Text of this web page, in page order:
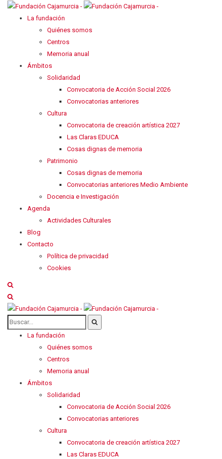
La fundación
Quiénes somos
Centros
Memoria anual
Ámbitos
Solidaridad
Convocatoria de Acción Social 2026
Convocatorias anteriores
Cultura
Convocatoria de creación artística 2027
Las Claras EDUCA
Cosas dignas de memoria
Patrimonio
Cosas dignas de memoria
Convocatorias anteriores Medio Ambiente
Docencia e Investigación
Agenda
Actividades Culturales
Blog
Contacto
Política de privacidad
Cookies
La fundación
Quiénes somos
Centros
Memoria anual
Ámbitos
Solidaridad
Convocatoria de Acción Social 2026
Convocatorias anteriores
Cultura
Convocatoria de creación artística 2027
Las Claras EDUCA